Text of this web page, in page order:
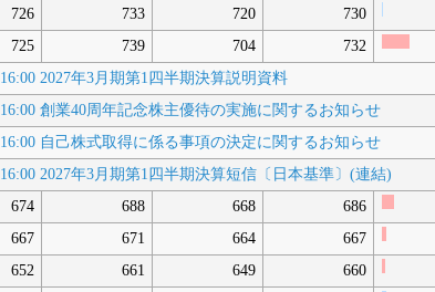
726 733 720 730
725 739 704 732
16:00 2027年3月期第1四半期決算説明資料
16:00 創業40周年記念株主優待の実施に関するお知らせ
16:00 自己株式取得に係る事項の決定に関するお知らせ
16:00 2027年3月期第1四半期決算短信〔日本基準〕(連結)
674 688 668 686
667 671 664 667
652 661 649 660